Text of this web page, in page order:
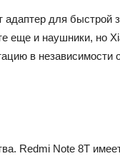
адаптер для
еще и наушники, но
в независимости
Redmi Note 8T